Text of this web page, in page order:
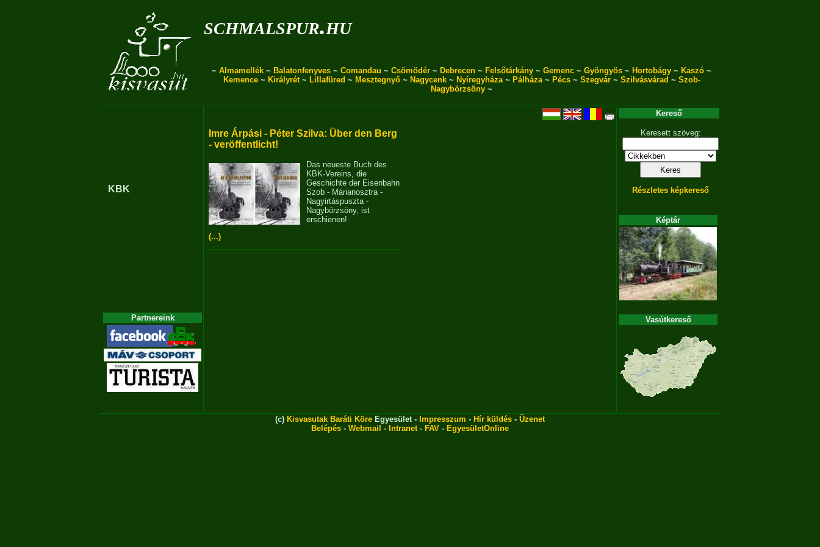
schmalspur.hu
~ Almamellék ~ Balatonfenyves ~ Comandau ~ Csömödér ~ Debrecen ~ Felsőtárkány ~ Gemenc ~ Gyöngyös ~ Hortobágy ~ Kaszó ~
Kemence~ Királyrét~ Lillafüred ~ Mesztegnyő~ Nagycenk~ Nyíregyháza~ Pálháza~ Pécs~ Szegvár~ Szilvásvárad ~ Szob-
Nagybörzsöny ~
KBK
Partnereink
Imre Árpási - Péter Szilva: Über den Berg
- veröffentlicht!
Das neueste Buch des
KBK-Vereins, die
Geschichte der Eisenbahn
Szob - Márianosztra -
Nagyirtáspuszta -
Nagybörzsöny, ist
erschienen!
(...)
Kereső
Keresett szöveg:
Részletes képkereső
Képtár
Vasútkereső
(c) Kisvasutak Baráti Köre Egyesület - Impresszum - Hír küldés - Üzenet
Belépés - Webmail - Intranet- FAV - EgyesületOnline